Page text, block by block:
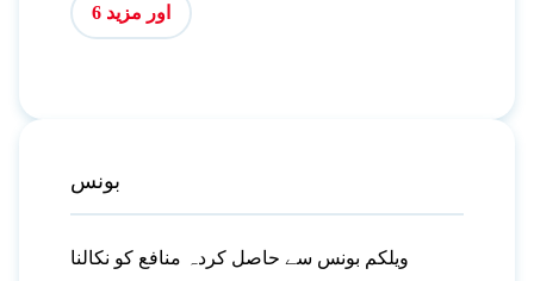
اور مزید 6
بونس
ویلکم بونس سے حاصل کردہ منافع کو نکالنا